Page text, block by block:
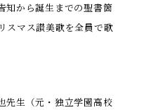
知から誕生までの聖書箇
スマス讃美歌を全員で歌
先生（元・独立学園高校